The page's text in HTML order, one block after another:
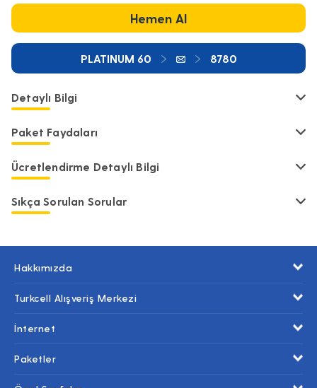
Hemen Al
PLATINUM 60 8780
Detaylı Bilgi
Paket Faydaları
Ücretlendirme Detaylı Bilgi
Sıkça Sorulan Sorular
Hakkımızda
Turkcell Alışveriş Merkezi
İnternet
Paketler